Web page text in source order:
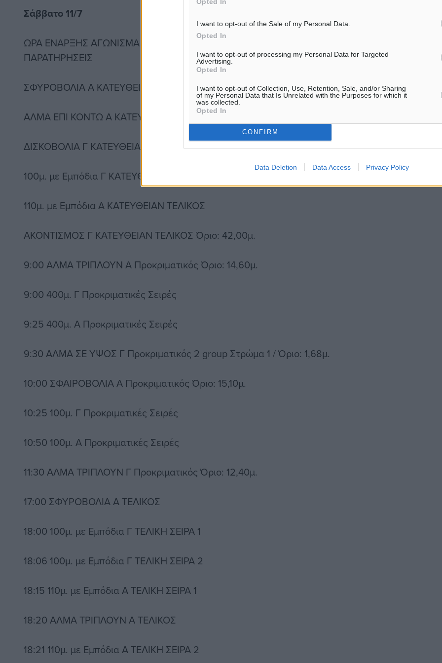
I want to opt-out of the Sale of my Personal Data.
Opted In
I want to opt-out of processing my Personal Data for Targeted
Advertising.
Opted In
I want to opt-out of Collection, Use, Retention, Sale, and/or Sharing
of my Personal Data that Is Unrelated with the Purposes for which it
was collected.
Opted In
CONFIRM
Data Deletion Data Access Privacy Policy
Σάββατο 11/7
ΩΡΑ ΕΝΑΡΞΗΣ ΑΓΩΝΙΣΜΑ Α/Γ Προκριματικός/ Προκριματικές σειρές
ΠΑΡΑΤΗΡΗΣΕΙΣ
ΣΦΥΡΟΒΟΛΙΑ Α ΚΑΤΕΥΘΕΙΑΝ ΤΕΛΙΚΟΣ Όριο: 57,00μ.
ΑΛΜΑ ΕΠΙ ΚΟΝΤΩ Α ΚΑΤΕΥΘΕΙΑΝ ΤΕΛΙΚΟΣ Όριο: 4,50μ.
ΔΙΣΚΟΒΟΛΙΑ Γ ΚΑΤΕΥΘΕΙΑΝ ΤΕΛΙΚΟΣ Όριο: 38,00μ.
100μ. με Εμπόδια Γ ΚΑΤΕΥΘΕΙΑΝ ΤΕΛΙΚΟΣ
110μ. με Εμπόδια Α ΚΑΤΕΥΘΕΙΑΝ ΤΕΛΙΚΟΣ
ΑΚΟΝΤΙΣΜΟΣ Γ ΚΑΤΕΥΘΕΙΑΝ ΤΕΛΙΚΟΣ Όριο: 42,00μ.
9:00 ΑΛΜΑ ΤΡΙΠΛΟΥΝ Α Προκριματικός Όριο: 14,60μ.
9:00 400μ. Γ Προκριματικές Σειρές
9:25 400μ. Α Προκριματικές Σειρές
9:30 ΑΛΜΑ ΣΕ ΥΨΟΣ Γ Προκριματικός 2 group Στρώμα 1 / Όριο: 1,68μ.
10:00 ΣΦΑΙΡΟΒΟΛΙΑ Α Προκριματικός Όριο: 15,10μ.
10:25 100μ. Γ Προκριματικές Σειρές
10:50 100μ. Α Προκριματικές Σειρές
11:30 ΑΛΜΑ ΤΡΙΠΛΟΥΝ Γ Προκριματικός Όριο: 12,40μ.
17:00 ΣΦΥΡΟΒΟΛΙΑ Α ΤΕΛΙΚΟΣ
18:00 100μ. με Εμπόδια Γ ΤΕΛΙΚΗ ΣΕΙΡΑ 1
18:06 100μ. με Εμπόδια Γ ΤΕΛΙΚΗ ΣΕΙΡΑ 2
18:15 110μ. με Εμπόδια Α ΤΕΛΙΚΗ ΣΕΙΡΑ 1
18:20 ΑΛΜΑ ΤΡΙΠΛΟΥΝ Α ΤΕΛΙΚΟΣ
18:21 110μ. με Εμπόδια Α ΤΕΛΙΚΗ ΣΕΙΡΑ 2